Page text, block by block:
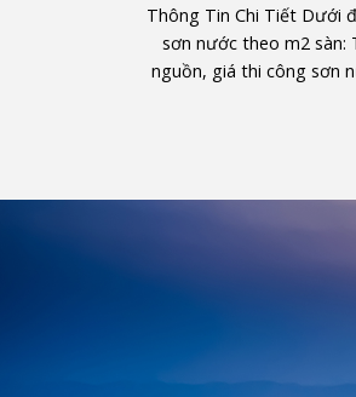
Thông Tin Chi Tiết Dưới
sơn nước theo m2
nguồn, giá thi công sơn